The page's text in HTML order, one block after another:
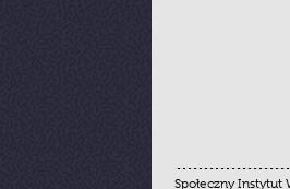
Społeczny